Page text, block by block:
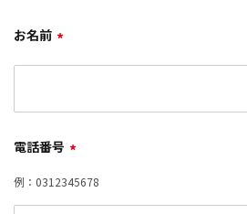
お名前 *
電話番号 *
例：0312345678